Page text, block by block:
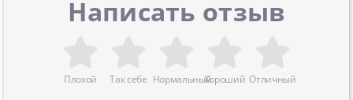
Написать отзыв
Плохой Так себе НормальныйХороший Отличный